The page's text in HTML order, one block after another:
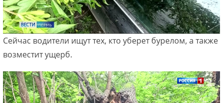
Сейчас водители ищут тех, кто уберет бурелом, а также
возместит ущерб.